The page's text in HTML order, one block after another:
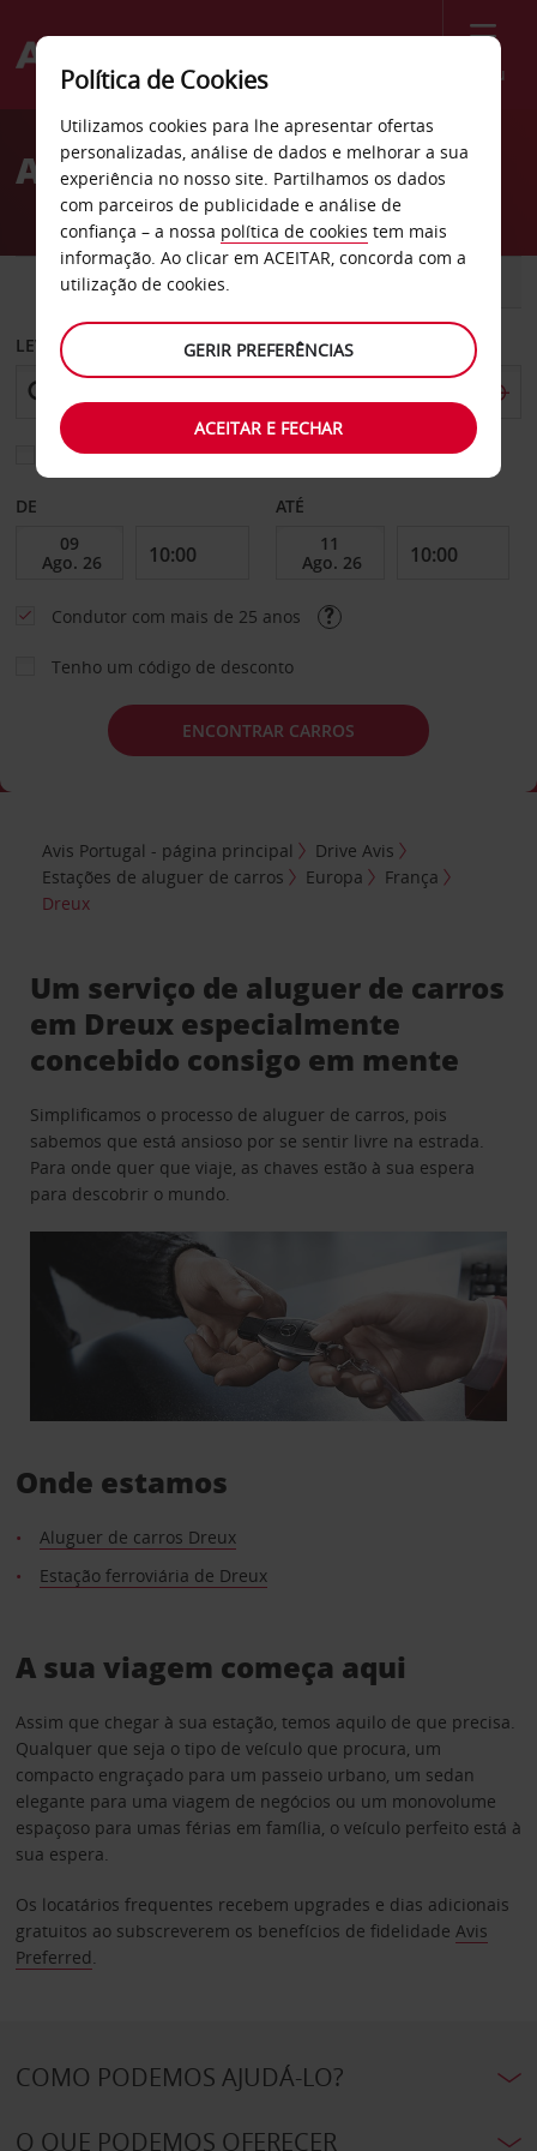
Menu
Welcome
AvisAluguer de carros Dreux
CARRO
LEVANTAR EM
Escolher uma estação de devolução diferente
DE ATÉ
Condutor com mais de 25 anos
Tenho um código de desconto
ENCONTRAR CARROS
Avis Portugal - página principal
Drive Avis
Estações de aluguer de carros
Europa
França
Dreux
Um serviço de aluguer de carros
em Dreux especialmente
concebido consigo em mente
Simplificamos o processo de aluguer de carros, pois
sabemos que está ansioso por se sentir livre na estrada.
Para onde quer que viaje, as chaves estão à sua espera
para descobrir o mundo.
Onde estamos
Aluguer de carros Dreux
Estação ferroviária de Dreux
A sua viagem começa aqui
Assim que chegar à sua estação, temos aquilo de que precisa.
Qualquer que seja o tipo de veículo que procura, um
compacto engraçado para um passeio urbano, um sedan
elegante para uma viagem de negócios ou um monovolume
espaçoso para umas férias em família, o veículo perfeito está à
sua espera.
Os locatários frequentes recebem upgrades e dias adicionais
gratuitos ao subscreverem os benefícios de fidelidade Avis
Preferred.
COMO PODEMOS AJUDÁ-LO?
O QUE PODEMOS OFERECER
Política de Cookies
Utilizamos cookies para lhe apresentar ofertas
personalizadas, análise de dados e melhorar a sua
experiência no nosso site. Partilhamos os dados
com parceiros de publicidade e análise de
confiança – a nossa política de cookies tem mais
informação. Ao clicar em ACEITAR, concorda com a
utilização de cookies.
GERIR PREFERÊNCIAS
ACEITAR E FECHAR